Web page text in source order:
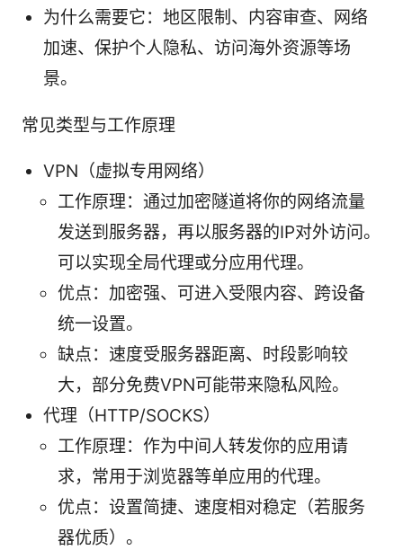
为什么需要它：地区限制、内容审查、网络
加速、保护个人隐私、访问海外资源等场
景。
常见类型与工作原理
VPN（虚拟专用网络）
工作原理：通过加密隧道将你的网络流量
发送到服务器，再以服务器的IP对外访问。
可以实现全局代理或分应用代理。
优点：加密强、可进入受限内容、跨设备
统一设置。
缺点：速度受服务器距离、时段影响较
大，部分免费VPN可能带来隐私风险。
代理（HTTP/SOCKS）
工作原理：作为中间人转发你的应用请
求，常用于浏览器等单应用的代理。
优点：设置简捷、速度相对稳定（若服务
器优质）。